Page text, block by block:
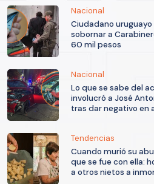
Nacional
Ciudadano
sobornar a
60 mil pesos
Nacional
Lo que se sabe del
involucró a José
tras dar negativo
Tendencias
Cuando murió su
que se fue con ella:
a otros nietos a